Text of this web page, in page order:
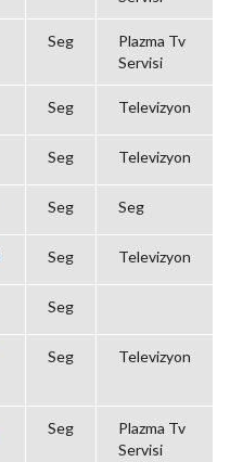
Seg
Plazma Tv
Servisi
Seg Televizyon
Seg Televizyon
Seg Seg
Seg Televizyon
Seg
Seg Televizyon
Seg
Plazma Tv
Servisi